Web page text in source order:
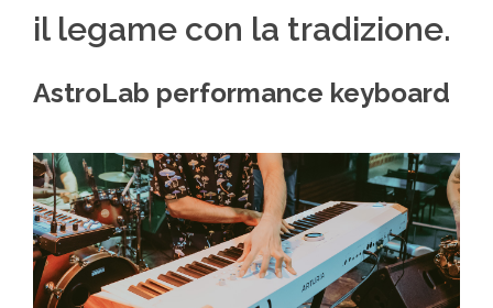
il legame con la tradizione.
AstroLab performance keyboard